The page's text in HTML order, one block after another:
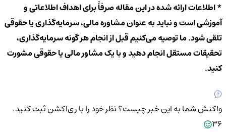
* اطلاعات ارائه شده در این مقاله صرفاً برای اهداف اطلاعاتی و
آموزشی است و نباید به عنوان مشاوره مالی، سرمایه‌گذاری یا حقوقی
تلقی شود. ما توصیه می‌کنیم قبل از انجام هر گونه سرمایه‌گذاری،
تحقیقات مستقل انجام دهید و با یک مشاور مالی یا حقوقی مشورت
کنید.
واکنش شما به این خبر چیست؟نظر خود را با ری‌اکشن ثبت کنید.
36